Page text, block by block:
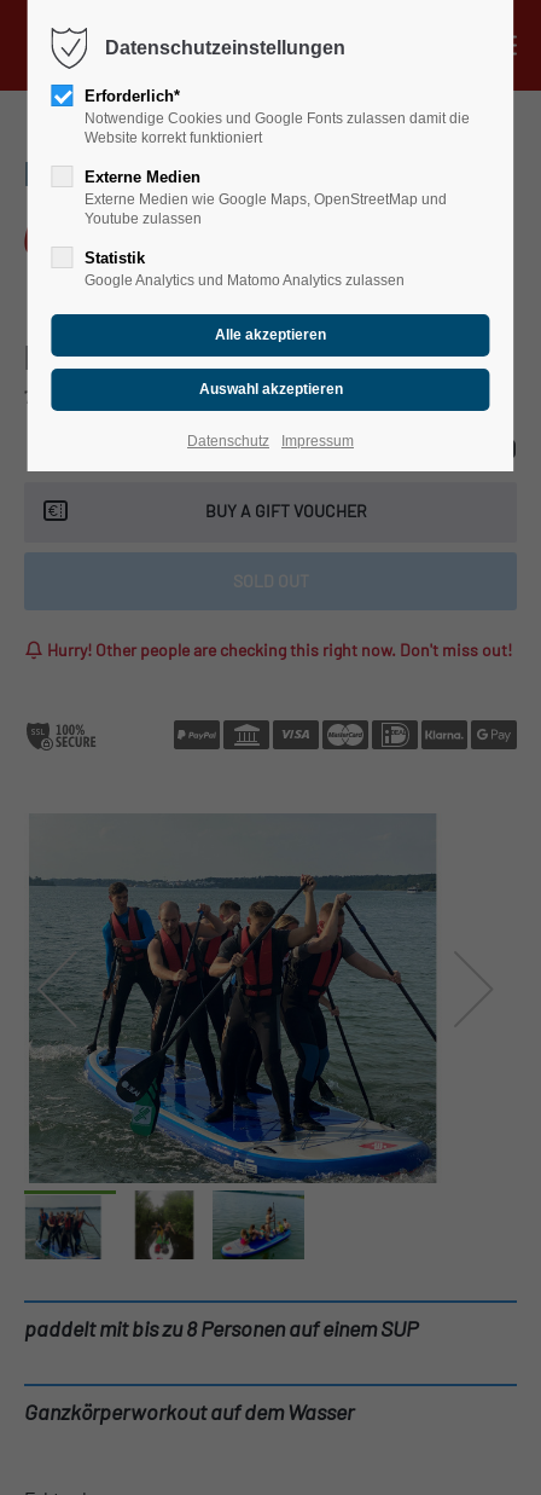
MEGA-SUP AM COSPUDENER SEE
Gruppenspaß & Teambuilding
Mega-SUP
79H2+97, 04416 MARKKLEEBERG, DEUTSCHLAND
€39.00
BUY A GIFT VOUCHER
SOLD OUT
Hurry! Other people are checking this right now. Don't miss out!
paddelt mit bis zu 8 Personen auf einem SUP
Ganzkörperworkout auf dem Wasser
Datenschutzeinstellungen
Erforderlich*
Notwendige Cookies und Google Fonts zulassen damit die
Website korrekt funktioniert
Externe Medien
Externe Medien wie Google Maps, OpenStreetMap und
Youtube zulassen
Statistik
Google Analytics und Matomo Analytics zulassen
Datenschutz Impressum
Verleih
Stand Up Paddling Boards
Mega-SUP
Fahrrad
Sunset & Touren
Gutscheine
Über uns